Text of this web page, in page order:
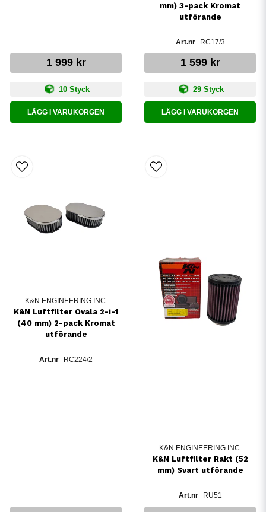
1 999 kr
10 Styck
LÄGG I VARUKORGEN
mm) 3-pack Kromat
utförande
RC17/3
1 599 kr
29 Styck
LÄGG I VARUKORGEN
K&N ENGINEERING INC.
K&N Luftfilter Ovala 2-i-1
(40 mm) 2-pack Kromat
utförande
RC224/2
K&N ENGINEERING INC.
K&N Luftfilter Rakt (52
mm) Svart utförande
RU51